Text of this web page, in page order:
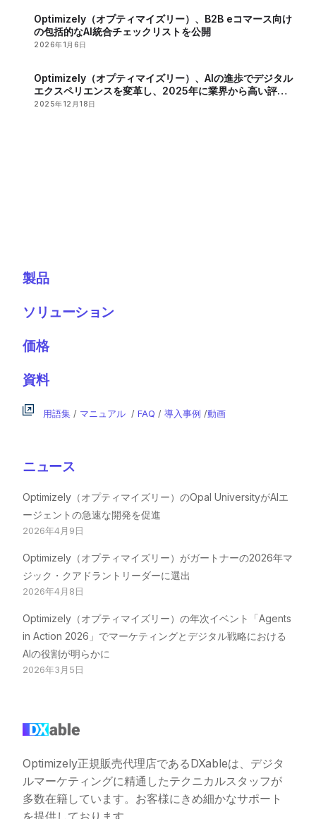
Optimizely（オプティマイズリー）、B2B eコマース向け
の包括的なAI統合チェックリストを公開
2026年1月6日
Optimizely（オプティマイズリー）、AIの進歩でデジタル
エクスペリエンスを変革し、2025年に業界から高い評価
を獲得
2025年12月18日
製品
ソリューション
価格
資料
用語集 / マニュアル /FAQ /導入事例 /動画
ニュース
Optimizely（オプティマイズリー）のOpal UniversityがAIエ
ージェントの急速な開発を促進
2026年4月9日
Optimizely（オプティマイズリー）がガートナーの2026年マ
ジック・クアドラントリーダーに選出
2026年4月8日
Optimizely（オプティマイズリー）の年次イベント「Agents
in Action 2026」でマーケティングとデジタル戦略における
AIの役割が明らかに
2026年3月5日
Optimizely正規販売代理店であるDXableは、デジタ
ルマーケティングに精通したテクニカルスタッフが
多数在籍しています。お客様にきめ細かなサポート